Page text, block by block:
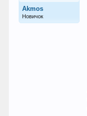
Akmos
Новичок